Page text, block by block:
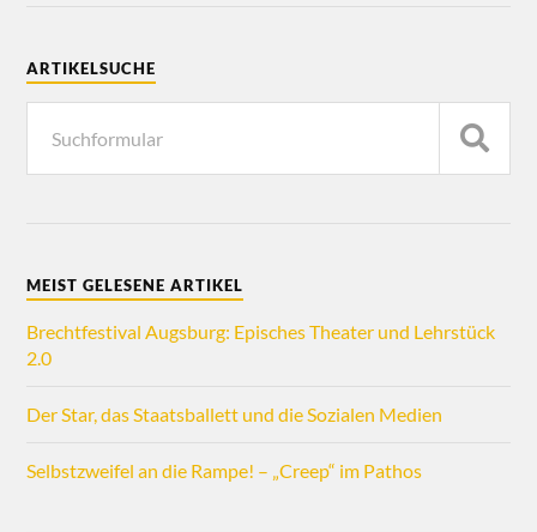
ARTIKELSUCHE
MEIST GELESENE ARTIKEL
Brechtfestival Augsburg: Episches Theater und Lehrstück
2.0
Der Star, das Staatsballett und die Sozialen Medien
Selbstzweifel an die Rampe! – „Creep“ im Pathos